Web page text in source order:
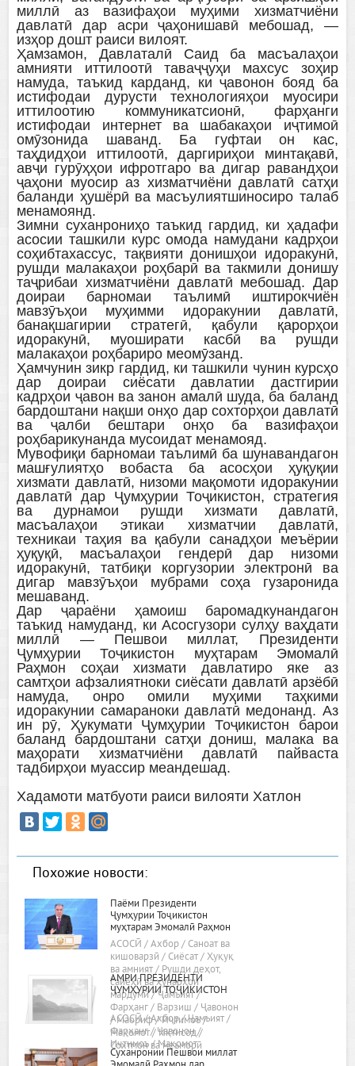
миллӣ аз вазифаҳои муҳими хизматчиёни
давлатӣ дар асри ҷаҳонишавӣ мебошад, —
изҳор дошт раиси вилоят.
Ҳамзамон, Давлаталӣ Саид ба масъалаҳои
амнияти иттилоотӣ таваҷҷуҳи махсус зоҳир
намуда, таъкид карданд, ки ҷавонон бояд ба
истифодаи дурусти технологияҳои муосири
иттилоотию коммуникатсионӣ, фарҳанги
истифодаи интернет ва шабакаҳои иҷтимоӣ
омӯзонида шаванд. Ба гуфтаи он кас,
таҳдидҳои иттилоотӣ, даргириҳои минтақавӣ,
авҷи гурӯҳҳои ифротгаро ва дигар равандҳои
ҷаҳони муосир аз хизматчиёни давлатӣ сатҳи
баланди ҳушёрӣ ва масъулиятшиносиро талаб
менамоянд.
Зимни суханрониҳо таъкид гардид, ки ҳадафи
асосии ташкили курс омода намудани кадрҳои
соҳибтахассус, тақвияти донишҳои идоракунӣ,
рушди малакаҳои роҳбарӣ ва такмили донишу
таҷрибаи хизматчиёни давлатӣ мебошад. Дар
доираи барномаи таълимӣ иштирокчиён
мавзӯъҳои муҳимми идоракунии давлатӣ,
банақшагирии стратегӣ, қабули қарорҳои
идоракунӣ, муоширати касбӣ ва рушди
малакаҳои роҳбариро меомӯзанд.
Ҳамчунин зикр гардид, ки ташкили чунин курсҳо
дар доираи сиёсати давлатии дастгирии
кадрҳои ҷавон ва занон амалӣ шуда, ба баланд
бардоштани нақши онҳо дар сохторҳои давлатӣ
ва ҷалби бештари онҳо ба вазифаҳои
роҳбарикунанда мусоидат менамояд.
Мувофиқи барномаи таълимӣ ба шунавандагон
машғулиятҳо вобаста ба асосҳои ҳуқуқии
хизмати давлатӣ, низоми мақомоти идоракунии
давлатӣ дар Ҷумҳурии Тоҷикистон, стратегия
ва дурнамои рушди хизмати давлатӣ,
масъалаҳои этикаи хизматчии давлатӣ,
техникаи таҳия ва қабули санадҳои меъёрии
ҳуқуқӣ, масъалаҳои гендерӣ дар низоми
идоракунӣ, татбиқи коргузории электронӣ ва
дигар мавзӯъҳои мубрами соҳа гузаронида
мешаванд.
Дар ҷараёни ҳамоиш баромадкунандагон
таъкид намуданд, ки Асосгузори сулҳу ваҳдати
миллӣ — Пешвои миллат, Президенти
Ҷумҳурии Тоҷикистон муҳтарам Эмомалӣ
Раҳмон соҳаи хизмати давлатиро яке аз
самтҳои афзалиятноки сиёсати давлатӣ арзёбӣ
намуда, онро омили муҳими таҳкими
идоракунии самараноки давлатӣ медонанд. Аз
ин рӯ, Ҳукумати Ҷумҳурии Тоҷикистон барои
баланд бардоштани сатҳи дониш, малака ва
маҳорати хизматчиёни давлатӣ пайваста
тадбирҳои муассир меандешад.
Хадамоти матбуоти раиси вилояти Хатлон
Похожие новости:
Паёми Президенти
Ҷумҳурии Тоҷикистон
муҳтарам Эмомалӣ Раҳмон
«Дар бораи самтҳои асосии
сиёсати дохилӣ ва хориҷии
ҷумҳурӣ»
АСОСӢ / Ахбор / Саноат ва
кишоварзӣ / Сиёсат / Ҳуқуқ
ва амният / Рушди деҳот,
сайёҳӣ ва ҳунарҳои
мардумӣ / Ҷамъият /
Фарҳанг / Варзиш / Ҷавонон
/ Маориф / Иҷтимоъ /
Мақомот / Иқтисод /
Сохтмон ва меъморӣ
АМРИ ПРЕЗИДЕНТИ
ҶУМҲУРИИ ТОҶИКИСТОН
АСОСӢ / Ахбор / Ҷамъият /
Фарҳанг / Ҷавонон /
Иҷтимоъ / Мақомот
Суханронии Пешвои миллат